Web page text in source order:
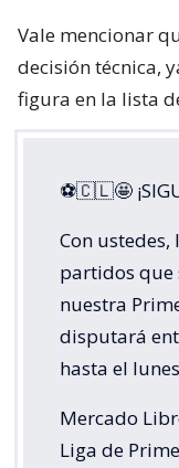
Vale mencionar
decisión técnica,
figura en la lista
⚽🇨🇱🤩
Con
partidos que
nuestra
disputará
hasta el
Mercado
Liga de